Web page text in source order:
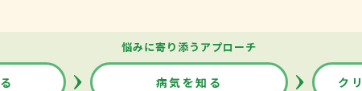
悩みに寄り添うアプローチ
病気を知る ク